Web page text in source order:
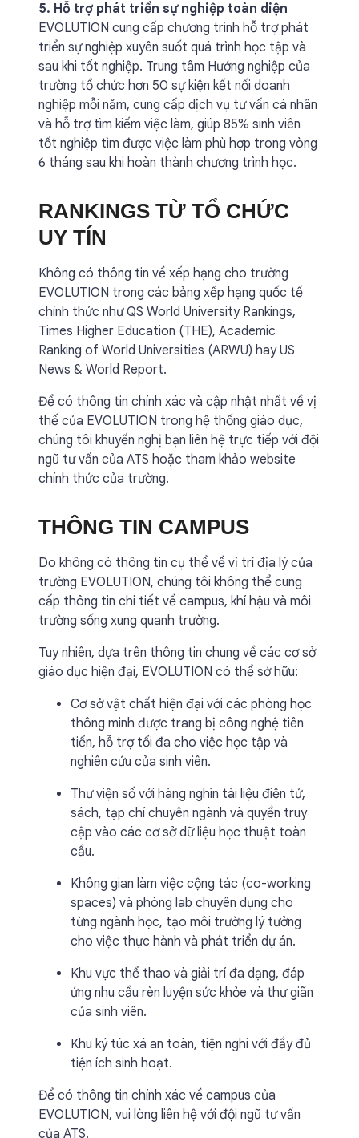
5. Hỗ trợ phát triển sự nghiệp toàn diện
EVOLUTION cung cấp chương trình hỗ trợ phát
triển sự nghiệp xuyên suốt quá trình học tập và
sau khi tốt nghiệp. Trung tâm Hướng nghiệp của
trường tổ chức hơn 50 sự kiện kết nối doanh
nghiệp mỗi năm, cung cấp dịch vụ tư vấn cá nhân
và hỗ trợ tìm kiếm việc làm, giúp 85% sinh viên
tốt nghiệp tìm được việc làm phù hợp trong vòng
6 tháng sau khi hoàn thành chương trình học.
RANKINGS TỪ TỔ CHỨC
UY TÍN
Không có thông tin về xếp hạng cho trường
EVOLUTION trong các bảng xếp hạng quốc tế
chính thức như QS World University Rankings,
Times Higher Education (THE), Academic
Ranking of World Universities (ARWU) hay US
News & World Report.
Để có thông tin chính xác và cập nhật nhất về vị
thế của EVOLUTION trong hệ thống giáo dục,
chúng tôi khuyến nghị bạn liên hệ trực tiếp với đội
ngũ tư vấn của ATS hoặc tham khảo website
chính thức của trường.
THÔNG TIN CAMPUS
Do không có thông tin cụ thể về vị trí địa lý của
trường EVOLUTION, chúng tôi không thể cung
cấp thông tin chi tiết về campus, khí hậu và môi
trường sống xung quanh trường.
Tuy nhiên, dựa trên thông tin chung về các cơ sở
giáo dục hiện đại, EVOLUTION có thể sở hữu:
Cơ sở vật chất hiện đại với các phòng học
thông minh được trang bị công nghệ tiên
tiến, hỗ trợ tối đa cho việc học tập và
nghiên cứu của sinh viên.
Thư viện số với hàng nghìn tài liệu điện tử,
sách, tạp chí chuyên ngành và quyền truy
cập vào các cơ sở dữ liệu học thuật toàn
cầu.
Không gian làm việc cộng tác (co-working
spaces) và phòng lab chuyên dụng cho
từng ngành học, tạo môi trường lý tưởng
cho việc thực hành và phát triển dự án.
Khu vực thể thao và giải trí đa dạng, đáp
ứng nhu cầu rèn luyện sức khỏe và thư giãn
của sinh viên.
Khu ký túc xá an toàn, tiện nghi với đầy đủ
tiện ích sinh hoạt.
Để có thông tin chính xác về campus của
EVOLUTION, vui lòng liên hệ với đội ngũ tư vấn
của ATS.